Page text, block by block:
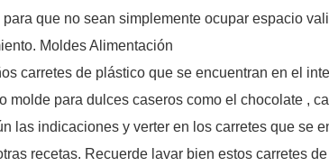
que no sean simplemente ocupar espacio
Moldes Alimentación
carretes de plástico que se encuentran en el
molde para dulces caseros como el chocolate ,
las indicaciones y verter en los carretes que se
recetas. Recuerde lavar bien estos carretes